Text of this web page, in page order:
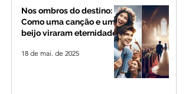
Nos ombros do destino:
Como uma canção e um
beijo viraram eternidade
18 de mai. de 2025